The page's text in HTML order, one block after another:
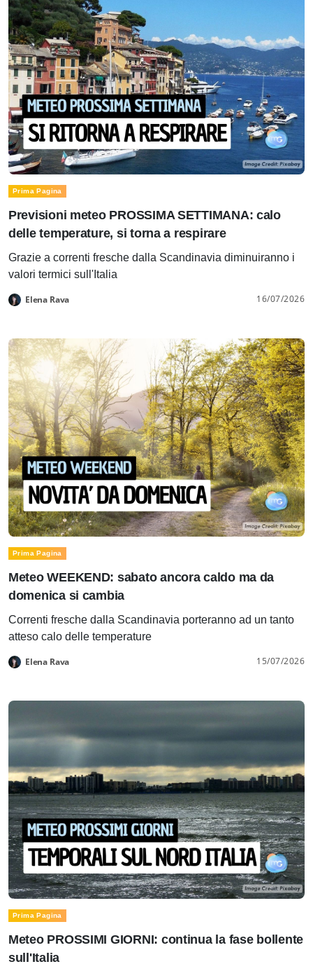
Prima Pagina
Previsioni meteo PROSSIMA SETTIMANA: calo
delle temperature, si torna a respirare
Grazie a correnti fresche dalla Scandinavia diminuiranno i
valori termici sull'Italia
Elena Rava 16/07/2026
Prima Pagina
Meteo WEEKEND: sabato ancora caldo ma da
domenica si cambia
Correnti fresche dalla Scandinavia porteranno ad un tanto
atteso calo delle temperature
Elena Rava 15/07/2026
Prima Pagina
Meteo PROSSIMI GIORNI: continua la fase bollente
sull'Italia